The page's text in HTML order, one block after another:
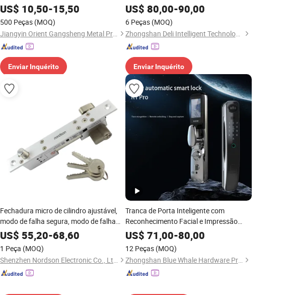
de Embutir
US$ 10,50-15,50
500 Peças (MOQ)
Jiangyin Orient Gangsheng Metal Products Co., Ltd.
Enviar Inquérito
com WiFi
US$ 80,00-90,00
6 Peças (MOQ)
Zhongshan Deli Intelligent Technology Co., Ltd.
Enviar Inquérito
Fechadura micro de cilindro ajustável,
modo de falha segura, modo de falha
segura, totalmente em aço inoxidável,
com chave de emergência
US$ 55,20-68,60
1 Peça (MOQ)
Shenzhen Nordson Electronic Co., Ltd.
Tranca de Porta Inteligente com
Reconhecimento Facial e Impressão
Digital da Tuya Smart Home Linked 3D
US$ 71,00-80,00
12 Peças (MOQ)
Zhongshan Blue Whale Hardware Products Co., Ltd